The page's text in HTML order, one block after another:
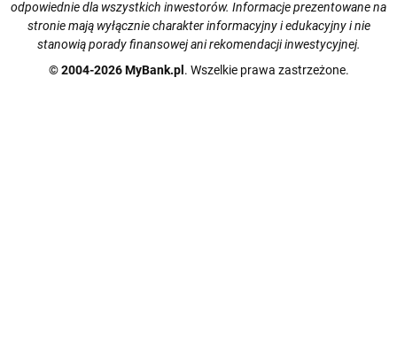
odpowiednie dla wszystkich inwestorów. Informacje prezentowane na
stronie mają wyłącznie charakter informacyjny i edukacyjny i nie
stanowią porady finansowej ani rekomendacji inwestycyjnej.
© 2004-2026 MyBank.pl . Wszelkie prawa zastrzeżone.